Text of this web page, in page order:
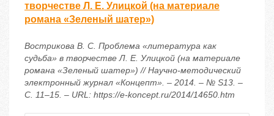
творчестве Л. Е. Улицкой (на материале
романа «Зеленый шатер»)
Вострикова В. С. Проблема «литература как
судьба» в творчестве Л. Е. Улицкой (на материале
романа «Зеленый шатер») // Научно-методический
электронный журнал «Концепт». – 2014. – № S13. –
С. 11–15. – URL: https://e-koncept.ru/2014/14650.htm